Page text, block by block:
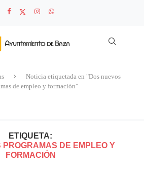
Noticia etiquetada en "Dos nuevos
de empleo y formación"
ETIQUETA:
PROGRAMAS DE EMPLEO Y
FORMACIÓN